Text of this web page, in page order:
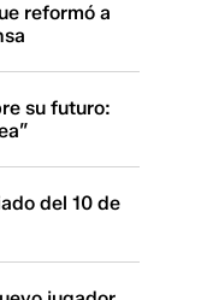
reformó a
su futuro:
del 10 de